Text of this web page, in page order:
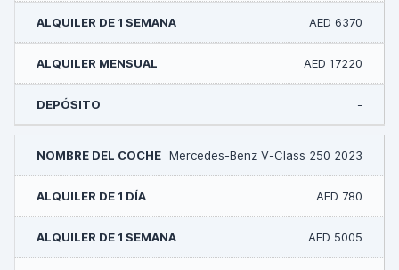
AED 6370
AED 17220
-
Mercedes-Benz V-Class 250 2023
AED 780
AED 5005